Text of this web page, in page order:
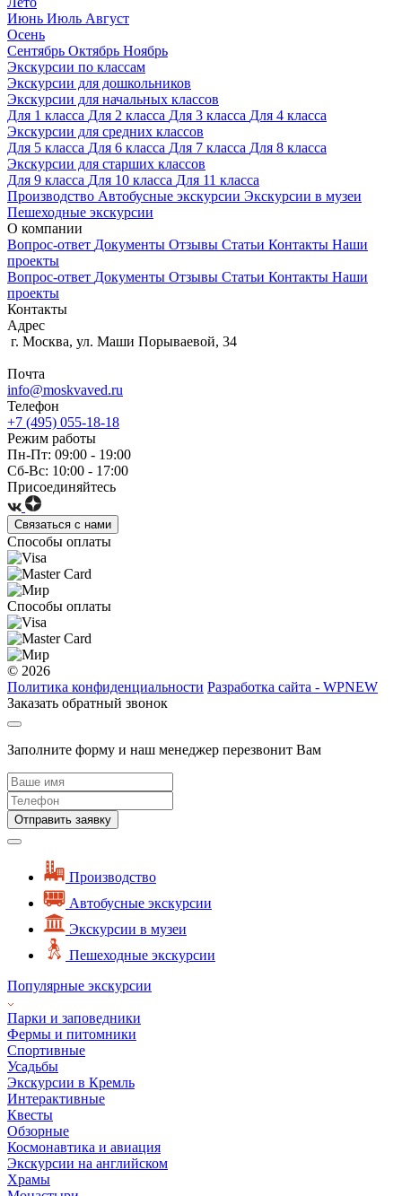
Июнь Июль Август
Осень
Сентябрь Октябрь Ноябрь
Экскурсии по классам
Экскурсии для дошкольников
Экскурсии для начальных классов
Для 1 класса Для 2 класса Для 3 класса Для 4 класса
Экскурсии для средних классов
Для 5 класса Для 6 класса Для 7 класса Для 8 класса
Экскурсии для старших классов
Для 9 класса Для 10 класса Для 11 класса
Производство Автобусные экскурсии Экскурсии в музеи
Пешеходные экскурсии
О компании
Вопрос-ответ Документы Отзывы Статьи Контакты Наши
проекты
Вопрос-ответ Документы Отзывы Статьи Контакты Наши
проекты
Контакты
Адрес
г. Москва, ул. Маши Порываевой, 34
Почта
info@moskvaved.ru
Телефон
+7 (495) 055-18-18
Режим работы
Пн-Пт: 09:00 - 19:00
Сб-Вс: 10:00 - 17:00
Присоединяйтесь
Связаться с нами
Способы оплаты
Способы оплаты
© 2026
Политика конфиденциальности Разработка сайта - WPNEW
Заказать обратный звонок
Заполните форму и наш менеджер перезвонит Вам
Отправить заявку
Производство
Автобусные экскурсии
Экскурсии в музеи
Пешеходные экскурсии
Популярные экскурсии
Парки и заповедники
Фермы и питомники
Спортивные
Усадьбы
Экскурсии в Кремль
Интерактивные
Квесты
Обзорные
Космонавтика и авиация
Экскурсии на английском
Храмы